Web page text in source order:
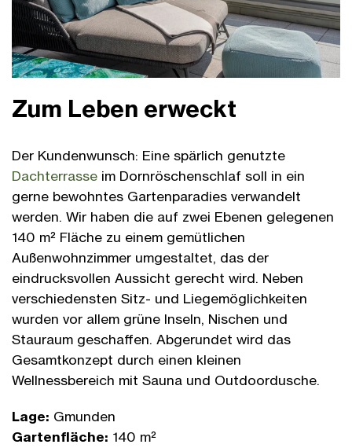
Zum Leben erweckt
Der Kundenwunsch: Eine spärlich genutzte
Dachterrasse im Dornröschenschlaf soll in ein
gerne bewohntes Gartenparadies verwandelt
werden. Wir haben die auf zwei Ebenen gelegenen
140 m² Fläche zu einem gemütlichen
Außenwohnzimmer umgestaltet, das der
eindrucksvollen Aussicht gerecht wird. Neben
verschiedensten Sitz- und Liegemöglichkeiten
wurden vor allem grüne Inseln, Nischen und
Stauraum geschaffen. Abgerundet wird das
Gesamtkonzept durch einen kleinen
Wellnessbereich mit Sauna und Outdoordusche.
Lage: Gmunden
Gartenfläche: 140 m²